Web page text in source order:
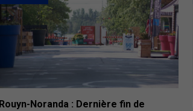
Rouyn-Noranda : Dernière fin de